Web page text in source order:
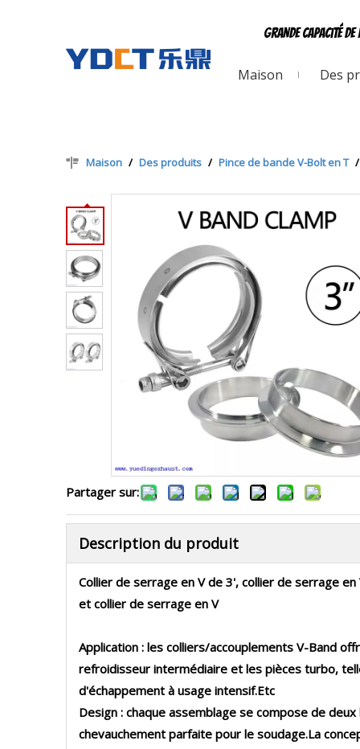
Grande capacité
Maison Des
Maison / Des produits / Pince de bande V-Bolt en T
Partager sur:
Description du produit
Collier de serrage en V de 3', collier de serrage
et collier de serrage en V
Application : les colliers/accouplements V-Band
refroidisseur intermédiaire et les pièces turbo,
d'échappement à usage intensif.Etc
Design : chaque assemblage se compose de
chevauchement parfaite pour le soudage.La